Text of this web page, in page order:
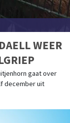
WEER
gaat over
december uit